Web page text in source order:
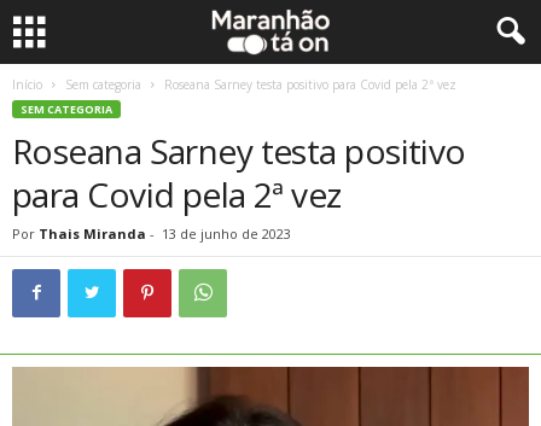
Início Sem categoria Roseana Sarney testa positivo para Covid pela 2ª vez
SEM CATEGORIA
Roseana Sarney testa positivo
para Covid pela 2ª vez
Por Thais Miranda - 13 de junho de 2023